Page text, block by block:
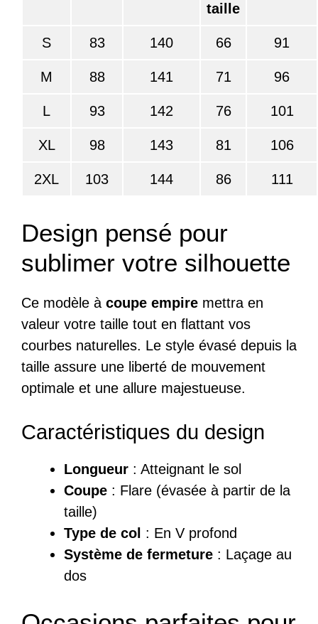
taille
S 83 140 66 91
M 88 141 71 96
L 93 142 76 101
XL 98 143 81 106
2XL 103 144 86 111
Design pensé pour
sublimer votre silhouette
Ce modèle à coupe empire mettra en
valeur votre taille tout en flattant vos
courbes naturelles. Le style évasé depuis la
taille assure une liberté de mouvement
optimale et une allure majestueuse.
Caractéristiques du design
Longueur : Atteignant le sol
Coupe : Flare (évasée à partir de la
taille)
Type de col : En V profond
Système de fermeture : Laçage au
dos